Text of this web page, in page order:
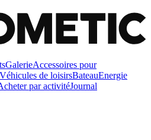
GalerieAccessoires pour
Véhicules de loisirsBateauEnergie
par activitéJournal